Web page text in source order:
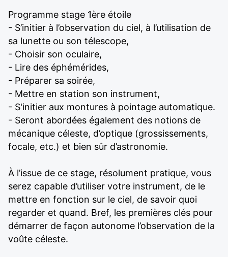
Programme stage 1ère étoile
- S’initier à l’observation du ciel, à l’utilisation de
sa lunette ou son télescope,
- Choisir son oculaire,
- Lire des éphémérides,
- Préparer sa soirée,
- Mettre en station son instrument,
- S'initier aux montures à pointage automatique.
- Seront abordées également des notions de
mécanique céleste, d’optique (grossissements,
focale, etc.) et bien sûr d’astronomie.
À l’issue de ce stage, résolument pratique, vous
serez capable d’utiliser votre instrument, de le
mettre en fonction sur le ciel, de savoir quoi
regarder et quand. Bref, les premières clés pour
démarrer de façon autonome l’observation de la
voûte céleste.